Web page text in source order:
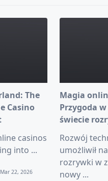
The
Casino
casinos
into ...
Mar 22, 2026
Magia
Przygoda
świecie
Rozwój
umożliwił
rozrywki w
nowy ...